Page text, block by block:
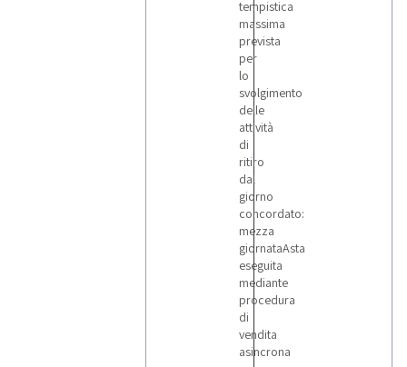
tempistica
massima
prevista
per
lo
svolgimento
delle
attività
di
ritiro
dal
giorno
concordato:
mezza
giornataAsta
eseguita
mediante
procedura
di
vendita
asincrona